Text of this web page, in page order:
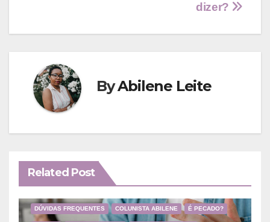
dizer?
ByAbilene Leite
Related Post
DÚVIDAS FREQUENTES COLUNISTA ABILENE É PECADO?